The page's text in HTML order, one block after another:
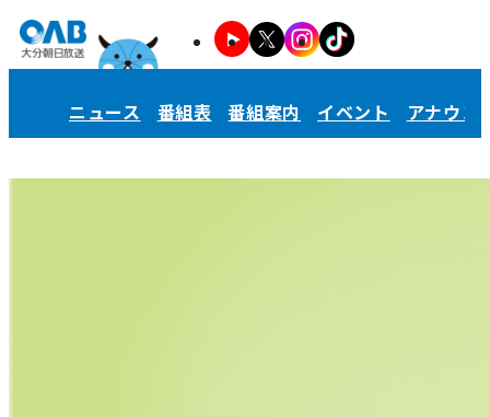
ニュース 番組表 番組案内 イベント アナウン